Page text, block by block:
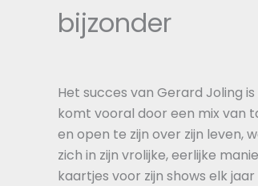
bijzonder
Het succes van Gerard Joling
komt vooral door een mix van
en open te zijn over zijn leven,
zich in zijn vrolijke, eerlijke
kaartjes voor zijn shows elk